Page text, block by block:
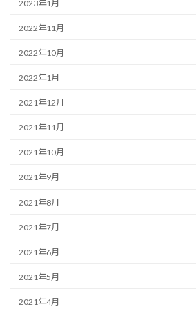
2023年1月
2022年11月
2022年10月
2022年1月
2021年12月
2021年11月
2021年10月
2021年9月
2021年8月
2021年7月
2021年6月
2021年5月
2021年4月